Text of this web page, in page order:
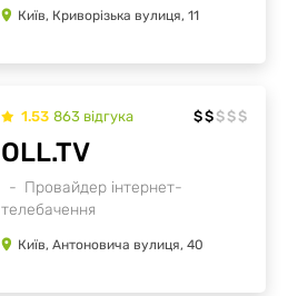
Київ, Криворізька вулиця, 11
1.53 863 відгукa $$ $ $ $
Провайдер інтернет-
телебачення
OLL.TV
Київ, Антоновича вулиця, 40